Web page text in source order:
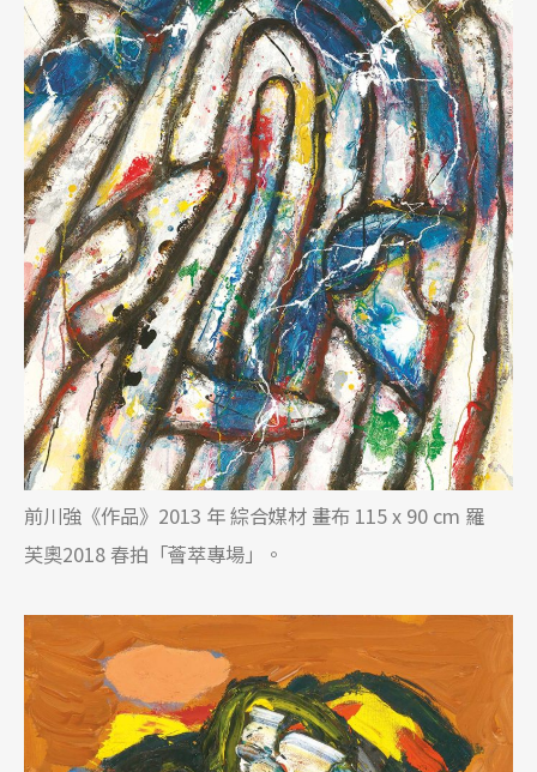
前川強《作品》2013 年 綜合媒材 畫布 115 x 90 cm 羅
芙奧2018 春拍「薈萃專場」。